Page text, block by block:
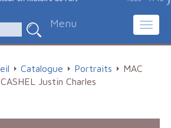
Menu
Catalogue Portraits
MAC
Justin Charles